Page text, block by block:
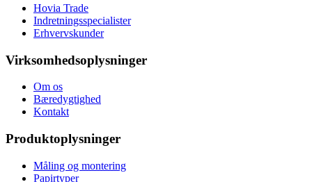
Hovia Trade
Indretningsspecialister
Erhvervskunder
Virksomhedsoplysninger
Om os
Bæredygtighed
Kontakt
Produktoplysninger
Måling og montering
Papirtyper